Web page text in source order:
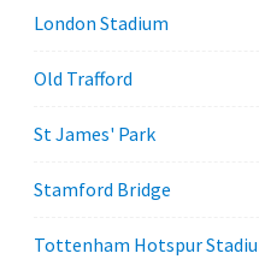
London Stadium
Old Trafford
St James' Park
Stamford Bridge
Tottenham Hotspur